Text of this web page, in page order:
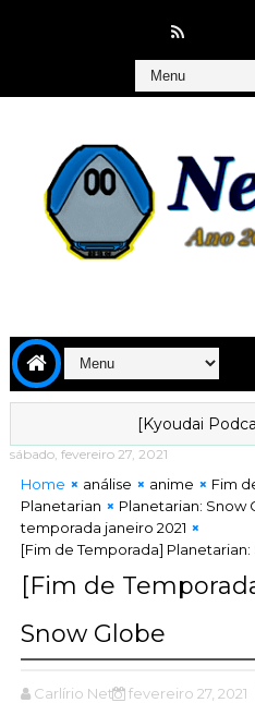
[Kyoudai Podcast 281]
sábado, fevereiro 27, 2021
Home análise anime Fim
Planetarian
Planetarian: Snow
temporada janeiro 2021
[Fim de Temporada]
[Fim de
Snow Globe
Carlírio Neto fevereiro 27, 2021